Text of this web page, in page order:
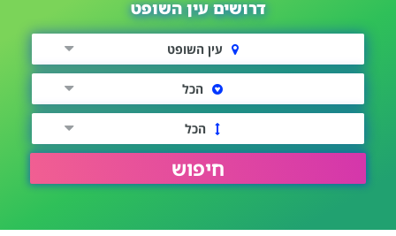
דרושים עין השופט
עין השופט
הכל
הכל
חיפוש